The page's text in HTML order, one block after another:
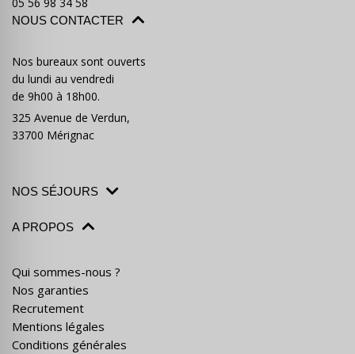
NOUS CONTACTER
Nos bureaux sont ouverts
du lundi au vendredi
de 9h00 à 18h00.
325 Avenue de Verdun,
33700 Mérignac
NOS SÉJOURS
A PROPOS
Qui sommes-nous ?
Nos garanties
Recrutement
Mentions légales
Conditions générales